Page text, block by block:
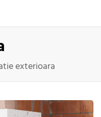
exterioara